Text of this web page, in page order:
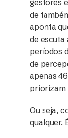
gestores
de
aponta
de escuta
períodos
de
apenas
priorizam
Ou seja,
qualquer.